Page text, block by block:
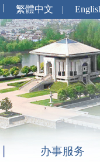
繁體中文 |
办事服务